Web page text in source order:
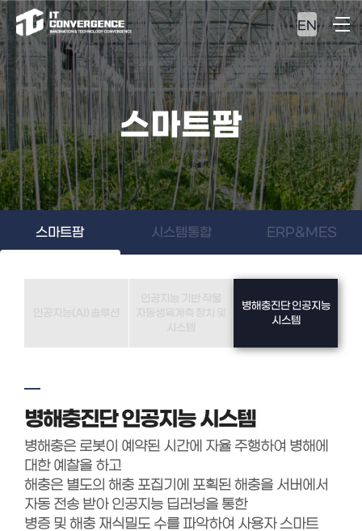
EN
스마트팜
스마트팜 시스템통합 ERP&MES
병해충진단 인공지능
시스템
병해충진단 인공지능 시스템
병해충은 로봇이 예약된 시간에 자율 주행하여 병해에
대한 예찰을 하고
해충은 별도의 해충 포집기에 포획된 해충을 서버에서
자동 전송 받아 인공지능 딥러닝을 통한
병증 및 해충 재식밀도 수를 파악하여 사용자 스마트